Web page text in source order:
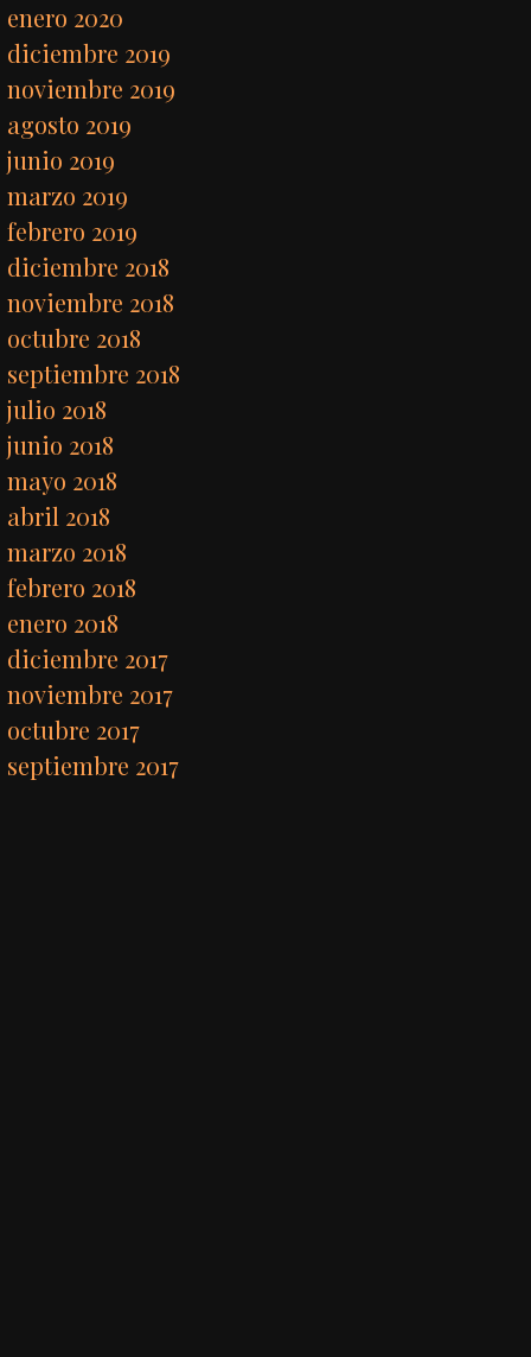
enero 2020
diciembre 2019
noviembre 2019
agosto 2019
junio 2019
marzo 2019
febrero 2019
diciembre 2018
noviembre 2018
octubre 2018
septiembre 2018
julio 2018
junio 2018
mayo 2018
abril 2018
marzo 2018
febrero 2018
enero 2018
diciembre 2017
noviembre 2017
octubre 2017
septiembre 2017